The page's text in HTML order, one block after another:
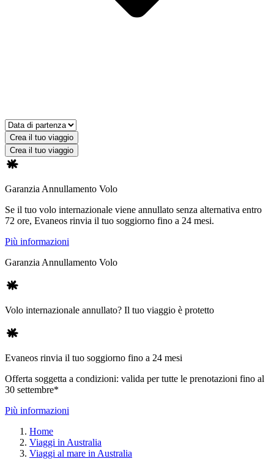
Crea il tuo viaggio
Crea il tuo viaggio
Garanzia Annullamento Volo
Se il tuo volo internazionale viene annullato senza alternativa entro
72 ore, Evaneos rinvia il tuo soggiorno fino a 24 mesi.
Più informazioni
Garanzia Annullamento Volo
Volo internazionale annullato? Il tuo viaggio è protetto
Evaneos rinvia il tuo soggiorno fino a 24 mesi
Offerta soggetta a condizioni: valida per tutte le prenotazioni fino al
30 settembre*
Più informazioni
Home
Viaggi in Australia
Viaggi al mare in Australia